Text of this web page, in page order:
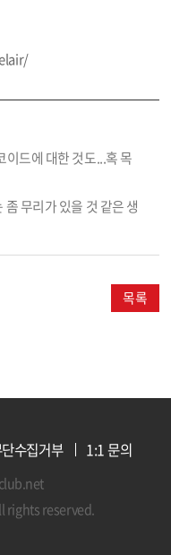
이드에 대한 것도...혹 목
무리가 있을 것 같은 생
목록
수집거부 1:1 문의
rights reserved.